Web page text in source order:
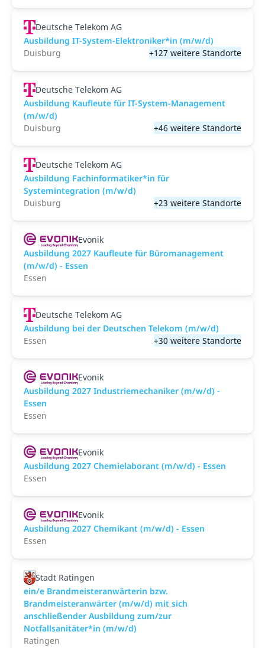
Deutsche Telekom AG
Ausbildung IT-System-Elektroniker*in (m/w/d)
Duisburg
+127 weitere Standorte
Deutsche Telekom AG
Ausbildung Kaufleute für IT-System-Management
(m/w/d)
Duisburg
+46 weitere Standorte
Deutsche Telekom AG
Ausbildung Fachinformatiker*in für
Systemintegration (m/w/d)
Duisburg
+23 weitere Standorte
Evonik
Ausbildung 2027 Kaufleute für Büromanagement
(m/w/d) - Essen
Essen
Deutsche Telekom AG
Ausbildung bei der Deutschen Telekom (m/w/d)
Essen
+30 weitere Standorte
Evonik
Ausbildung 2027 Industriemechaniker (m/w/d) -
Essen
Essen
Evonik
Ausbildung 2027 Chemielaborant (m/w/d) - Essen
Essen
Evonik
Ausbildung 2027 Chemikant (m/w/d) - Essen
Essen
Stadt Ratingen
ein/e Brandmeisteranwärterin bzw.
Brandmeisteranwärter (m/w/d) mit sich
anschließender Ausbildung zum/zur
Notfallsanitäter*in (m/w/d)
Ratingen